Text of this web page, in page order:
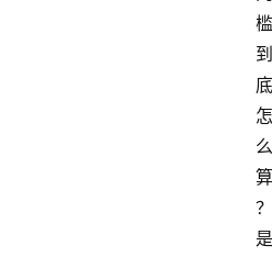
槛
到
底
怎
么
算
？
是